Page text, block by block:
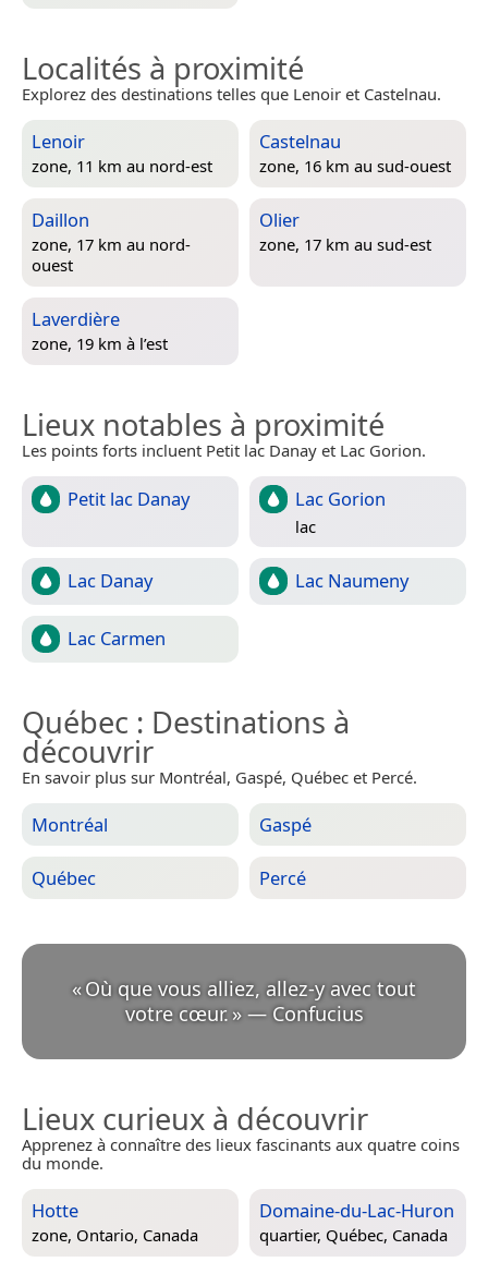
Localités à proximité
Explorez des destinations telles que Lenoir et Castelnau.
Lenoir
zone, 11 km au nord-est
Castelnau
zone, 16 km au sud-ouest
Daillon
zone, 17 km au nord-
ouest
Olier
zone, 17 km au sud-est
Laverdière
zone, 19 km à l’est
Lieux notables à proximité
Les points forts incluent Petit lac Danay et Lac Gorion.
Petit lac Danay Lac Gorion
lac
Lac Danay Lac Naumeny
Lac Carmen
Québec : Destinations à
découvrir
En savoir plus sur Montréal, Gaspé, Québec et Percé.
Montréal Gaspé
Québec Percé
«Où que vous alliez, allez-y avec tout
votre cœur. » — Confucius
Lieux curieux à découvrir
Apprenez à connaître des lieux fascinants aux quatre coins
du monde.
Hotte
zone, Ontario, Canada
Domaine-du-Lac-Huron
quartier, Québec, Canada